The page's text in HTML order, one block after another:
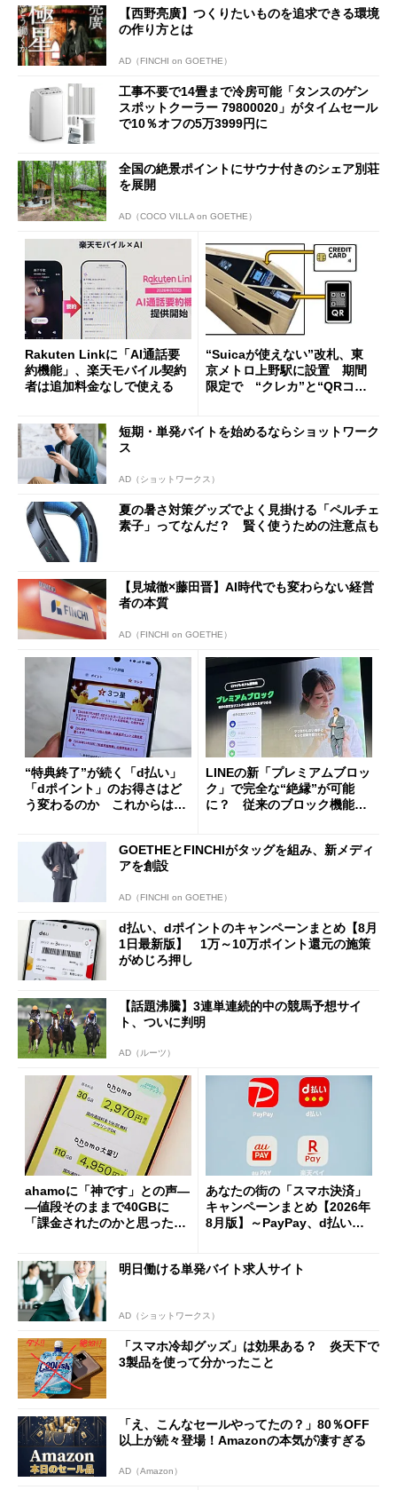
【西野亮廣】つくりたいものを追求できる環境
の作り方とは
AD（FINCHI on GOETHE）
工事不要で14畳まで冷房可能「タンスのゲン
スポットクーラー 79800020」がタイムセール
で10％オフの5万3999円に
全国の絶景ポイントにサウナ付きのシェア別荘
を展開
AD（COCO VILLA on GOETHE）
Rakuten Linkに「AI通話要
約機能」、楽天モバイル契約
者は追加料金なしで使える
“Suicaが使えない”改札、東
京メトロ上野駅に設置 期間
限定で “クレカ”と“QRコー
短期・単発バイトを始めるならショットワーク
ス
AD（ショットワークス）
夏の暑さ対策グッズでよく見掛ける「ペルチェ
素子」ってなんだ？ 賢く使うための注意点も
【見城徹×藤田晋】AI時代でも変わらない経営
者の本質
AD（FINCHI on GOETHE）
“特典終了”が続く「d払い」
「dポイント」のお得さはど
う変わるのか これからは
LINEの新「プレミアムブロッ
ク」で完全な“絶縁”が可能
に？ 従来のブロック機能と
GOETHEとFINCHIがタッグを組み、新メディ
アを創設
AD（FINCHI on GOETHE）
d払い、dポイントのキャンペーンまとめ【8月
1日最新版】 1万～10万ポイント還元の施策
がめじろ押し
【話題沸騰】3連単連続的中の競馬予想サイ
ト、ついに判明
AD（ルーツ）
ahamoに「神です」との声―
―値段そのままで40GBに
「課金されたのかと思った」
あなたの街の「スマホ決済」
キャンペーンまとめ【2026年
8月版】～PayPay、d払い、a
明日働ける単発バイト求人サイト
AD（ショットワークス）
「スマホ冷却グッズ」は効果ある？ 炎天下で
3製品を使って分かったこと
「え、こんなセールやってたの？」80％OFF
以上が続々登場！Amazonの本気が凄すぎる
AD（Amazon）